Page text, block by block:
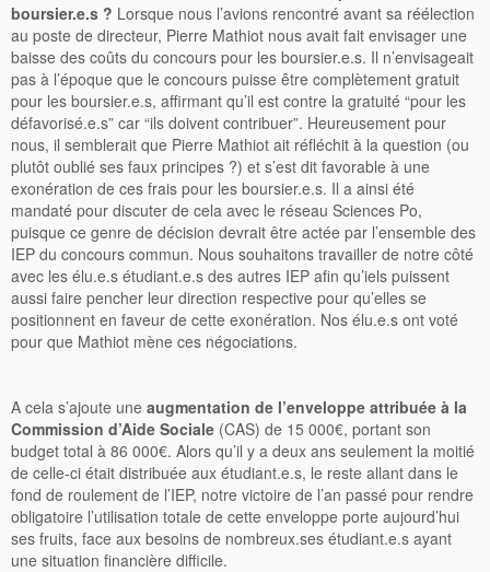
boursier.e.s ? Lorsque nous l’avions rencontré avant sa réélection
au poste de directeur, Pierre Mathiot nous avait fait envisager une
baisse des coûts du concours pour les boursier.e.s. Il n’envisageait
pas à l’époque que le concours puisse être complètement gratuit
pour les boursier.e.s, affirmant qu’il est contre la gratuité “pour les
défavorisé.e.s” car “ils doivent contribuer”. Heureusement pour
nous, il semblerait que Pierre Mathiot ait réfléchit à la question (ou
plutôt oublié ses faux principes ?) et s’est dit favorable à une
exonération de ces frais pour les boursier.e.s. Il a ainsi été
mandaté pour discuter de cela avec le réseau Sciences Po,
puisque ce genre de décision devrait être actée par l’ensemble des
IEP du concours commun. Nous souhaitons travailler de notre côté
avec les élu.e.s étudiant.e.s des autres IEP afin qu’iels puissent
aussi faire pencher leur direction respective pour qu’elles se
positionnent en faveur de cette exonération. Nos élu.e.s ont voté
pour que Mathiot mène ces négociations.
A cela s’ajoute une augmentation de l’enveloppe attribuée à la
Commission d’Aide Sociale (CAS) de 15 000€, portant son
budget total à 86 000€. Alors qu’il y a deux ans seulement la moitié
de celle-ci était distribuée aux étudiant.e.s, le reste allant dans le
fond de roulement de l’IEP, notre victoire de l’an passé pour rendre
obligatoire l’utilisation totale de cette enveloppe porte aujourd’hui
ses fruits, face aux besoins de nombreux.ses étudiant.e.s ayant
une situation financière difficile.